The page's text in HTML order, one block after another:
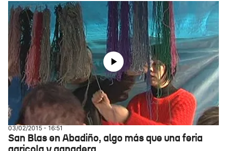
03/02/2015 - 16:51
San Blas en Abadiño, algo más que una feria